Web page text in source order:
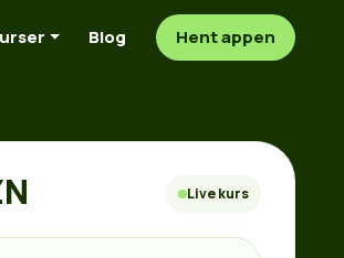
Blog Hent appen
Live kurs